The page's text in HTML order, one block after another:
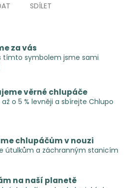
SDÍLET
za vás
tímto symbolem jsme sami
věrné chlupáče
o 5 % levněji a sbírejte Chlupo
chlupáčům v nouzi
útulkům a záchranným stanicím
na naší planetě